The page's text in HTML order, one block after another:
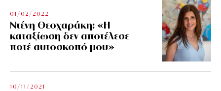
01/02/2022
Ντένη Θεοχαράκη: «Η
καταξίωση δεν αποτέλεσε
ποτέ αυτοσκοπό μου»
10/11/2021